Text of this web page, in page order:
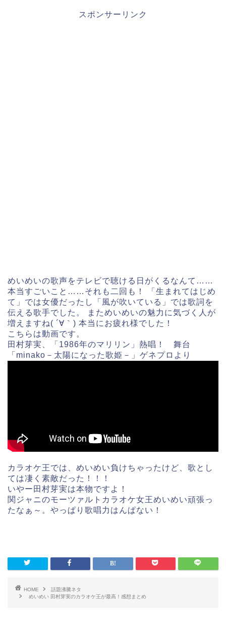
スポンサーリンク
めいめいの歌声をテレビで聴ける日がくるなんて……
本当すごいこと……それも二回も！ 「生まれてはじめ
て」では女優だったし「風が吹いている」では歌詞を
伝える歌手でした。 まためいめいの魅力に気づく人が
増えますね( ´∀｀) 本当にお疲れ様でした！
こちらは動画です。
田村芽実、「1986年のマリリン」熱唱！ 舞台
「minako－太陽になった歌姫－」ゲネプロより
カラオケ王では、めいめい負けちゃったけど、歌とし
ては凄く素敵だった！！！
いやー田村芽実は本物ですよ！
関ジャニのモーツァルトカラオケ女王めいめい頑張っ
たなぁ～。やっぱり歌唱力はんぱない！
HOME
話題沸騰ネタ
めいめい 田村芽実のカラオケ王が最高！感想まとめ